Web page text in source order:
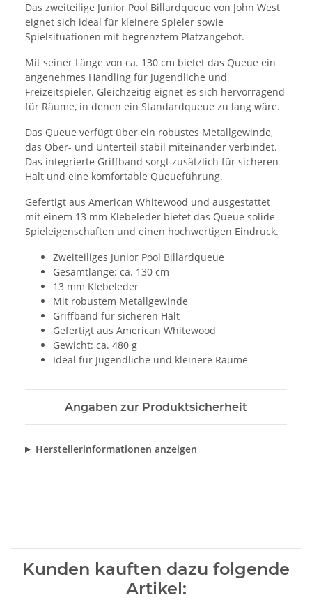
Das zweiteilige Junior Pool Billardqueue von John West
eignet sich ideal für kleinere Spieler sowie
Spielsituationen mit begrenztem Platzangebot.
Mit seiner Länge von ca. 130 cm bietet das Queue ein
angenehmes Handling für Jugendliche und
Freizeitspieler. Gleichzeitig eignet es sich hervorragend
für Räume, in denen ein Standardqueue zu lang wäre.
Das Queue verfügt über ein robustes Metallgewinde,
das Ober- und Unterteil stabil miteinander verbindet.
Das integrierte Griffband sorgt zusätzlich für sicheren
Halt und eine komfortable Queueführung.
Gefertigt aus American Whitewood und ausgestattet
mit einem 13 mm Klebeleder bietet das Queue solide
Spieleigenschaften und einen hochwertigen Eindruck.
Zweiteiliges Junior Pool Billardqueue
Gesamtlänge: ca. 130 cm
13 mm Klebeleder
Mit robustem Metallgewinde
Griffband für sicheren Halt
Gefertigt aus American Whitewood
Gewicht: ca. 480 g
Ideal für Jugendliche und kleinere Räume
Angaben zur Produktsicherheit
Herstellerinformationen anzeigen
Kunden kauften dazu folgende
Artikel: